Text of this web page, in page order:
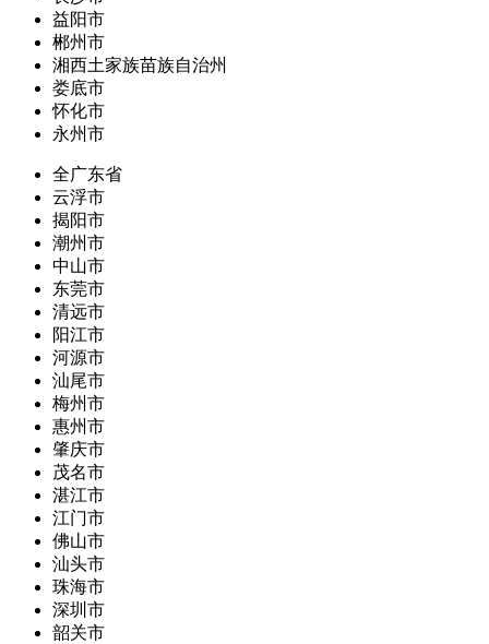
益阳市
郴州市
湘西土家族苗族自治州
娄底市
怀化市
永州市
全广东省
云浮市
揭阳市
潮州市
中山市
东莞市
清远市
阳江市
河源市
汕尾市
梅州市
惠州市
肇庆市
茂名市
湛江市
江门市
佛山市
汕头市
珠海市
深圳市
韶关市